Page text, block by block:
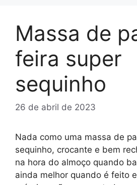
Massa de
feira super
sequinho
26 de abril de 2023
Nada como uma massa de
sequinho, crocante e bem
na hora do almoço quando
ainda melhor quando é feito